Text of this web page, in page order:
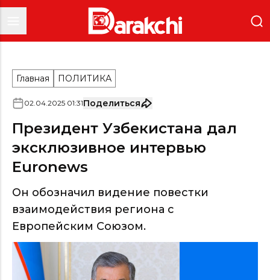
Главная ПОЛИТИКА
02.04.2025 01:31Поделиться
Президент Узбекистана дал
эксклюзивное интервью
Euronews
Он обозначил видение повестки
взаимодействия региона с
Европейским Союзом.